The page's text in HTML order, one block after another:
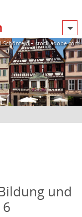
Schönfeld – stock.adobe.com
und